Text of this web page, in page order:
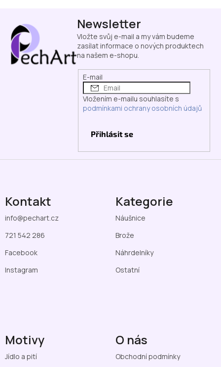
Newsletter
Vložte svůj e-mail a my vám budeme
zasílat informace o nových produktech
na našem e-shopu.
E-mail
Vložením e-mailu souhlasíte s
podmínkami ochrany osobních údajů
Přihlásit se
Kontakt
info@pechart.cz
721 542 286
Facebook
Instagram
Kategorie
Náušnice
Brože
Náhrdelníky
Ostatní
Motivy
Jídlo a pití
O nás
Obchodní podmínky